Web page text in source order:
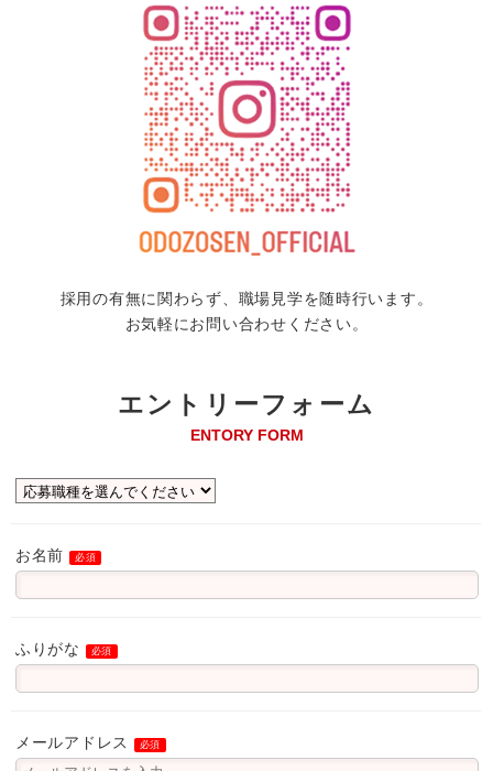
採用の有無に関わらず、職場見学を随時行います。
お気軽にお問い合わせください。
エントリーフォーム
ENTORY FORM
お名前
ふりがな
メールアドレス